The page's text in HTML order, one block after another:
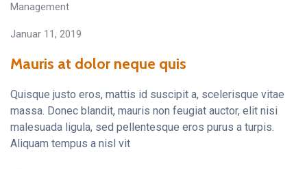
Management
Januar 11, 2019
Mauris at dolor neque quis
Quisque justo eros, mattis id suscipit a, scelerisque vitae
massa. Donec blandit, mauris non feugiat auctor, elit nisi
malesuada ligula, sed pellentesque eros purus a turpis.
Aliquam tempus a nisl vit